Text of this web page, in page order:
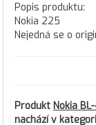
Popis produktu:
Nokia 225
Nejedná se o
Produkt Nokia
nachází v